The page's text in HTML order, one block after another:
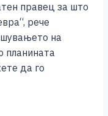
правец за што
рече
на
планината
да го